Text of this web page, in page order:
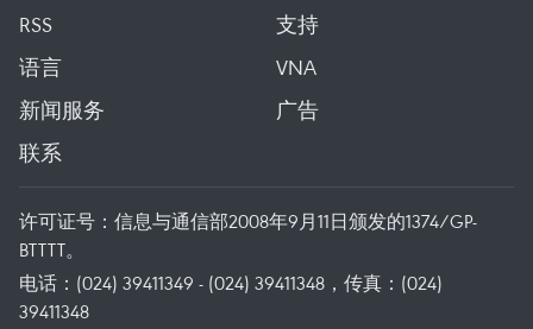
RSS
支持
语言
VNA
新闻服务
广告
联系
许可证号：信息与通信部2008年9月11日颁发的1374/GP-
BTTTT。
电话：(024) 39411349 - (024) 39411348，传真：(024)
39411348